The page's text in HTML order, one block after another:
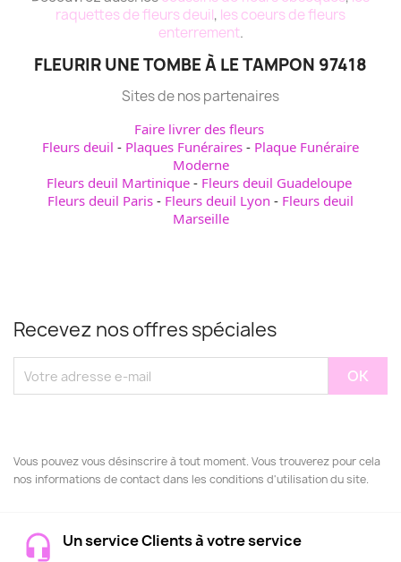
raquettes de fleurs deuil, les coeurs de fleurs
enterrement.
FLEURIR UNE TOMBE À LE TAMPON 97418
Sites de nos partenaires
Faire livrer des fleurs
Fleurs deuil - Plaques Funéraires - Plaque Funéraire
Moderne
Fleurs deuil Martinique- Fleurs deuil Guadeloupe
Fleurs deuil Paris - Fleurs deuil Lyon - Fleurs deuil
Marseille
Recevez nos offres spéciales
Vous pouvez vous désinscrire à tout moment. Vous trouverez pour cela
nos informations de contact dans les conditions d'utilisation du site.
Un service Clients à votre service